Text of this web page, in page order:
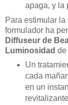
apaga, y la
Para estimular
formulador ha
Diffuseur de
Luminosidad de
Un
cada
en un